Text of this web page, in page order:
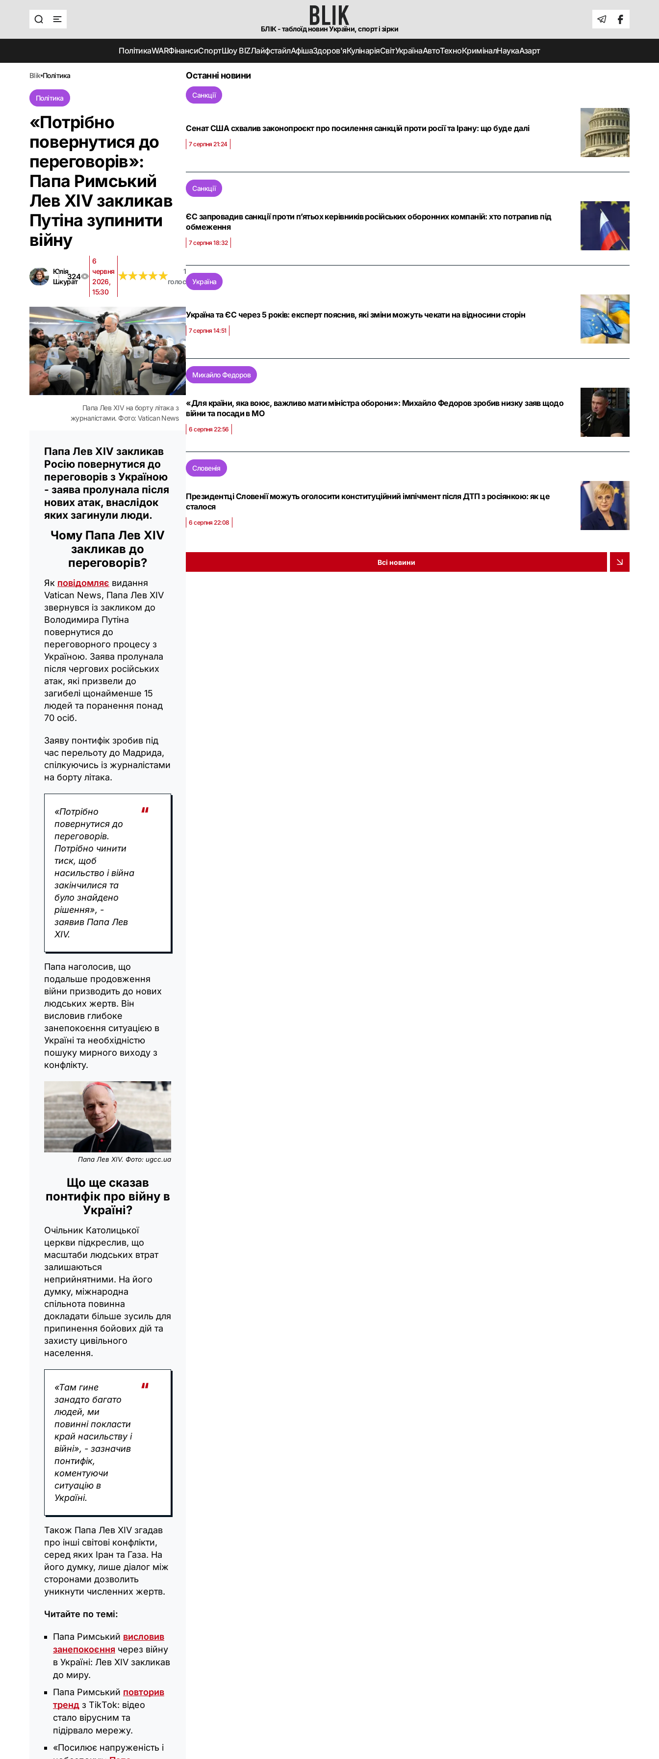
БЛІК - таблоїд новин України, спорт і зірки
ПолітикаWARФінансиСпортШоу BIZЛайфстайлАфішаЗдоров'яКулінаріяСвітУкраїнаАвтоТехноКриміналНаукаАзарт
blik політика
Політика
«Потрібно
повернутися до
переговорів»:
Папа Римський
Лев XIV закликав
Путіна зупинити
війну
Юлія
Шкурат
324
6
червня
2026,
15:30
★★★★★
★★★★★
1
голос
Папа Лев XIV на борту літака з
журналістами. Фото: Vatican News
Папа Лев XIV закликав
Росію повернутися до
переговорів з Україною
- заява пролунала після
нових атак, внаслідок
яких загинули люди.
Чому Папа Лев XIV
закликав до
переговорів?
Як повідомляє видання
Vatican News, Папа Лев XIV
звернувся із закликом до
Володимира Путіна
повернутися до
переговорного процесу з
Україною. Заява пролунала
після чергових російських
атак, які призвели до
загибелі щонайменше 15
людей та поранення понад
70 осіб.
Заяву понтифік зробив під
час перельоту до Мадрида,
спілкуючись із журналістами
на борту літака.
«Потрібно
повернутися до
переговорів.
Потрібно чинити
тиск, щоб
насильство і війна
закінчилися та
було знайдено
рішення», -
заявив Папа Лев
XIV.
Папа наголосив, що
подальше продовження
війни призводить до нових
людських жертв. Він
висловив глибоке
занепокоєння ситуацією в
Україні та необхідністю
пошуку мирного виходу з
конфлікту.
Папа Лев XIV. Фото: ugcc.ua
Що ще сказав
понтифік про війну в
Україні?
Очільник Католицької
церкви підкреслив, що
масштаби людських втрат
залишаються
неприйнятними. На його
думку, міжнародна
спільнота повинна
докладати більше зусиль для
припинення бойових дій та
захисту цивільного
населення.
«Там гине
занадто багато
людей, ми
повинні покласти
край насильству і
війні», - зазначив
понтифік,
коментуючи
ситуацію в
Україні.
Також Папа Лев XIV згадав
про інші світові конфлікти,
серед яких Іран та Газа. На
його думку, лише діалог між
сторонами дозволить
уникнути численних жертв.
Читайте по темі:
Папа Римський висловив
занепокоєння через війну
в Україні: Лев XIV закликав
до миру.
Папа Римський повторив
тренд з ТіkТоk: відео
стало вірусним та
підірвало мережу.
«Посилює напруженість і
Останні новини
Санкції
Сенат США схвалив законопроєкт про посилення санкцій проти росії та Ірану: що буде далі
7 серпня 21:24
Санкції
ЄС запровадив санкції проти п’ятьох керівників російських оборонних компаній: хто потрапив під
обмеження
7 серпня 18:32
Україна
Україна та ЄС через 5 років: експерт пояснив, які зміни можуть чекати на відносини сторін
7 серпня 14:51
Михайло Федоров
«Для країни, яка воює, важливо мати міністра оборони»: Михайло Федоров зробив низку заяв щодо
війни та посади в МО
6 серпня 22:56
Словенія
Президентці Словенії можуть оголосити конституційний імпічмент після ДТП з росіянкою: як це
сталося
6 серпня 22:08
Всі новини